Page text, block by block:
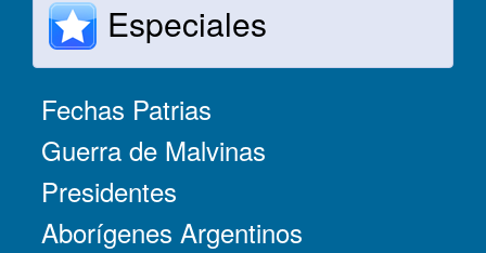
Especiales
Fechas Patrias
Guerra de Malvinas
Presidentes
Aborígenes Argentinos